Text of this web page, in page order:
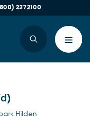
2272100
Hilden